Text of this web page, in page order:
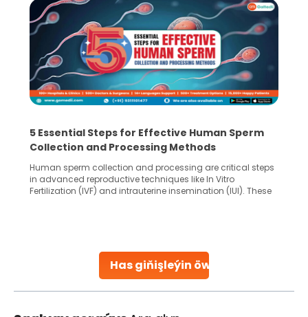
Has giňişleýin öwreniň
5 Essential Steps for Effective Human Sperm
Collection and Processing Methods
Human sperm collection and processing are critical steps
in advanced reproductive techniques like In Vitro
Fertilization (IVF) and intrauterine insemination (IUI). These
collected, they process the